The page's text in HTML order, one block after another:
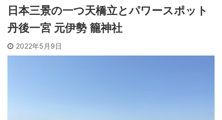
日本三景の一つ天橋立とパワースポット
丹後一宮 元伊勢 籠神社
2022年5月9日